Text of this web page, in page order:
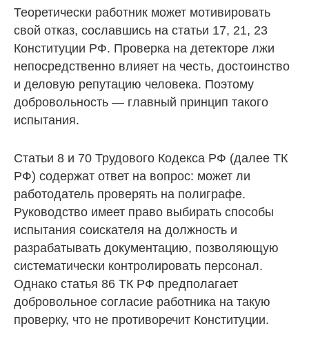
Теоретически работник может мотивировать
свой отказ, сославшись на статьи 17, 21, 23
Конституции РФ. Проверка на детекторе лжи
непосредственно влияет на честь, достоинство
и деловую репутацию человека. Поэтому
добровольность — главный принцип такого
испытания.
Статьи 8 и 70 Трудового Кодекса РФ (далее ТК
РФ) содержат ответ на вопрос: может ли
работодатель проверять на полиграфе.
Руководство имеет право выбирать способы
испытания соискателя на должность и
разрабатывать документацию, позволяющую
систематически контролировать персонал.
Однако статья 86 ТК РФ предполагает
добровольное согласие работника на такую
проверку, что не противоречит Конституции.